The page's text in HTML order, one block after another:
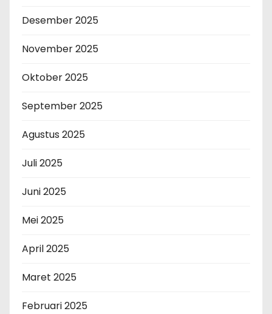
Desember 2025
November 2025
Oktober 2025
September 2025
Agustus 2025
Juli 2025
Juni 2025
Mei 2025
April 2025
Maret 2025
Februari 2025